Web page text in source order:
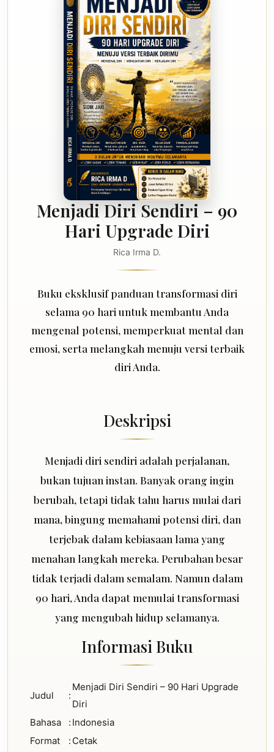
Menjadi Diri Sendiri – 90
Hari Upgrade Diri
Rica Irma D.
Buku eksklusif panduan transformasi diri
selama 90 hari untuk membantu Anda
mengenal potensi, memperkuat mental dan
emosi, serta melangkah menuju versi terbaik
diri Anda.
Deskripsi
Menjadi diri sendiri adalah perjalanan,
bukan tujuan instan. Banyak orang ingin
berubah, tetapi tidak tahu harus mulai dari
mana, bingung memahami potensi diri, dan
terjebak dalam kebiasaan lama yang
menahan langkah mereka. Perubahan besar
tidak terjadi dalam semalam. Namun dalam
90 hari, Anda dapat memulai transformasi
yang mengubah hidup selamanya.
Informasi Buku
Judul :
Menjadi Diri Sendiri – 90 Hari Upgrade
Diri
Bahasa
: Indonesia
Format
: Cetak